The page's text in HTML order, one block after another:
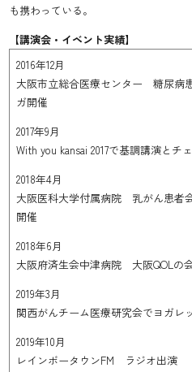
も携わっている。
【講演会・イベント実績】
2016年12月
大阪市立総合医療センター 糖尿病
ガ開催
2017年9月
With you kansai 2017で基調講演とチ
2018年4月
大阪医科大学付属病院 乳がん患者
開催
2018年6月
大阪府済生会中津病院 大阪QOLの
2019年3月
関西がんチーム医療研究会でヨガレ
2019年10月
レインボータウンFM ラジオ出演